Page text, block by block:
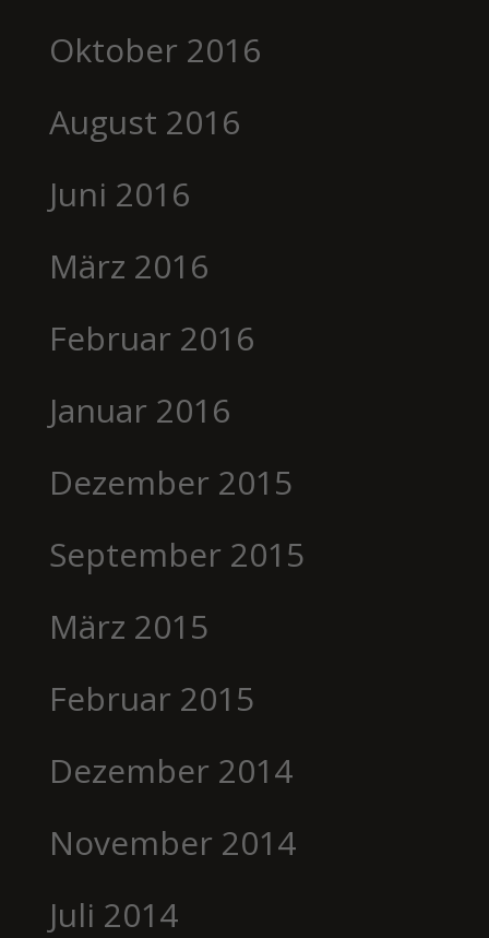
Oktober 2016
August 2016
Juni 2016
März 2016
Februar 2016
Januar 2016
Dezember 2015
September 2015
März 2015
Februar 2015
Dezember 2014
November 2014
Juli 2014